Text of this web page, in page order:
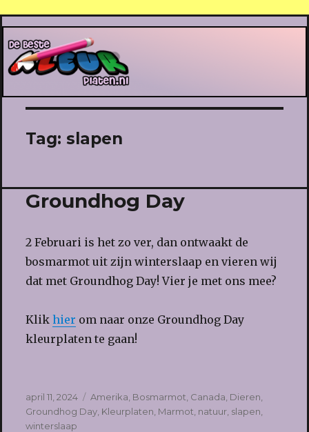
De Beste Kleurplaten
Tag: slapen
Groundhog Day
2 Februari is het zo ver, dan ontwaakt de
bosmarmot uit zijn winterslaap en vieren wij
dat met Groundhog Day! Vier je met ons mee?
Klik hier om naar onze Groundhog Day
kleurplaten te gaan!
Geplaatst
op
april 11, 2024 Tags
Amerika Bosmarmot Canada Dieren
Groundhog Day, Kleurplaten Marmot natuur, slapen
winterslaap